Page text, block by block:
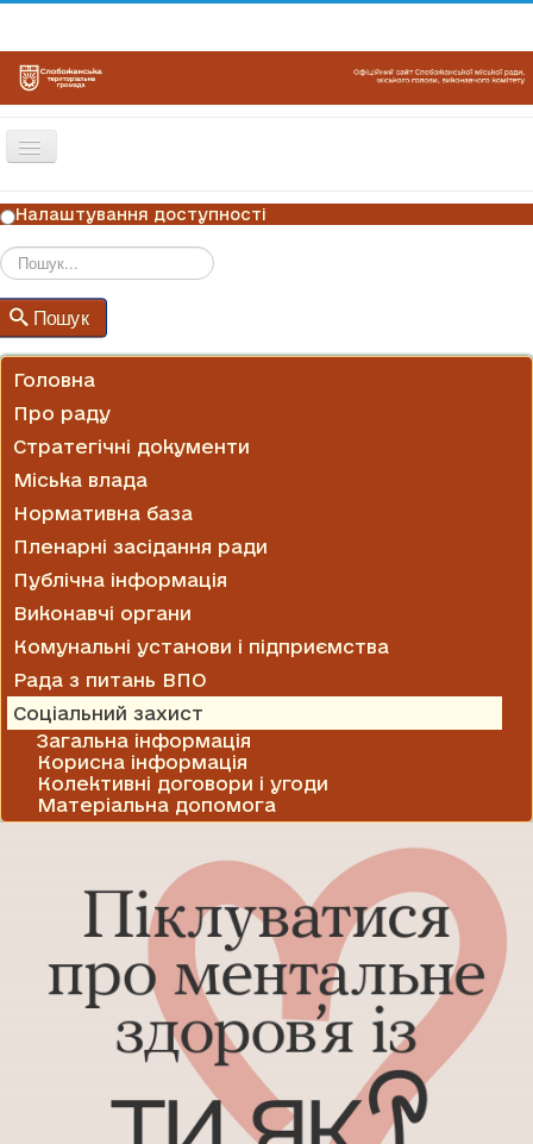
Перемикач
ГОЛОВНА
НОВИНИ
ОГОЛОШЕННЯ
ГРАФІКИ ПРИЙОМУ
Налаштування доступності
Пошук
Головна
Про раду
Стратегічні документи
Міська влада
Нормативна база
Пленарні засідання ради
Публічна інформація
Виконавчі органи
Комунальні установи і підприємства
Рада з питань ВПО
Соціальний захист
Загальна інформація
Корисна інформація
Колективні договори і угоди
Матеріальна допомога